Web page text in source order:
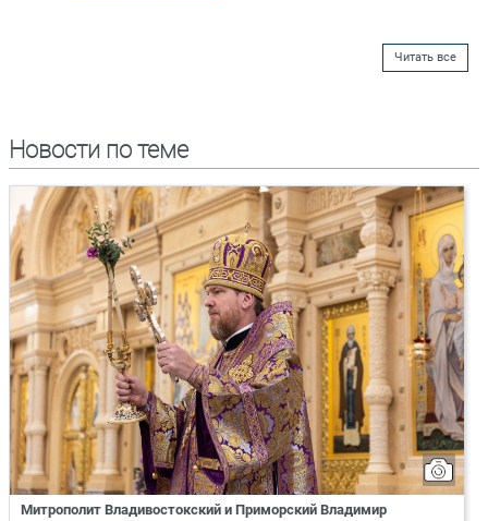
Читать все
Новости по теме
Митрополит Владивостокский и Приморский Владимир